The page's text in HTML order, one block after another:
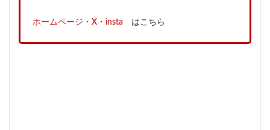
ホームページ ・ X ・ insta はこちら